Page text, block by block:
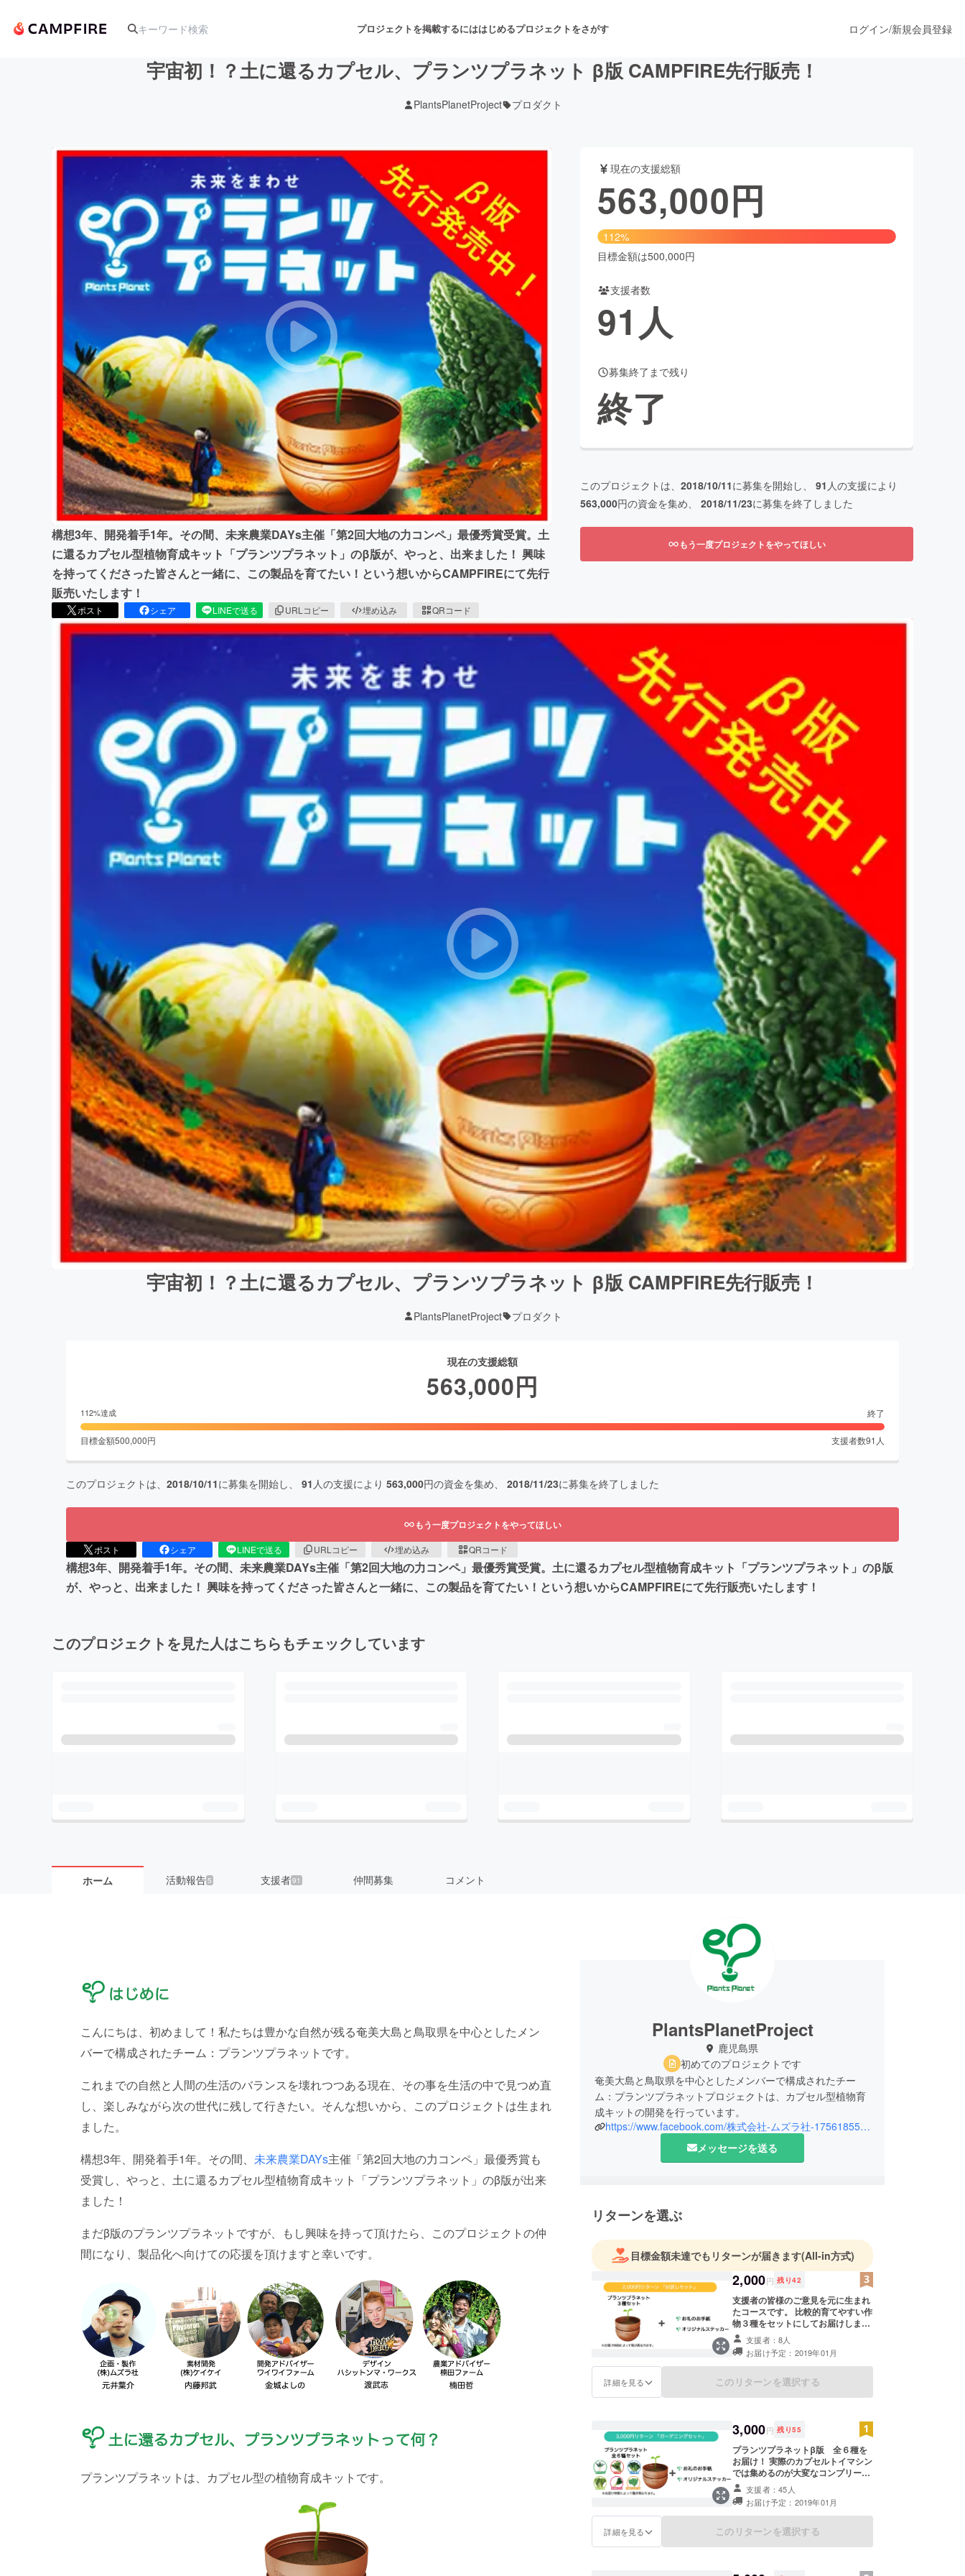
プロジェクトを掲載するにははじめるプロジェクトをさがす
アート・写真 舞台・パフォーマンス
テクノロジー・ガジェット ゲーム・サービス開発 ファッション
映像・映画 書籍・雑誌出版
ビジネス・起業 チャレンジ ビューティー・ヘルスケア
まちづくり・地域活性化
CAMPFIRE for Social GoodCAMPFIRE Creation
CAMPFIREふるさと納税
machi-yaコミュニティ
ログイン/新規会員登録
宇宙初！？土に還るカプセル、プランツプラネット β版 CAMPFIRE先行販売！
PlantsPlanetProject プロダクト
構想3年、開発着手1年。その間、未来農業DAYs主催「第2回大地の力コンペ」最優秀賞受賞。土
に還るカプセル型植物育成キット「プランツプラネット」のβ版が、やっと、出来ました！ 興味
を持ってくださった皆さんと一緒に、この製品を育てたい！という想いからCAMPFIREにて先行
販売いたします！
ポスト シェア LINEで送る URLコピー 埋め込み QRコード
現在の支援総額
563,000円
112%
目標金額は500,000円
支援者数
91 人
募集終了まで残り
終了
このプロジェクトは、 2018/10/11に募集を開始し、 91 人の支援により
563,000円の資金を集め、 2018/11/23に募集を終了しました
もう一度プロジェクトをやってほしい
宇宙初！？土に還るカプセル、プランツプラネット β版 CAMPFIRE先行販売！
PlantsPlanetProject プロダクト
現在の支援総額
563,000円
112%達成 終了
目標金額500,000円 支援者数91 人
このプロジェクトは、 2018/10/11に募集を開始し、 91 人の支援により 563,000円の資金を集め、 2018/11/23に募集を終了しました
もう一度プロジェクトをやってほしい
ポスト シェア LINEで送る URLコピー 埋め込み QRコード
構想3年、開発着手1年。その間、未来農業DAYs主催「第2回大地の力コンペ」最優秀賞受賞。土に還るカプセル型植物育成キット「プランツプラネット」のβ版
が、やっと、出来ました！ 興味を持ってくださった皆さんと一緒に、この製品を育てたい！という想いからCAMPFIREにて先行販売いたします！
このプロジェクトを見た人はこちらもチェックしています
ホーム 活動報告5 支援者91 仲間募集 コメント
こんにちは、初めまして！私たちは豊かな自然が残る奄美大島と鳥取県を中心としたメン
バーで構成されたチーム：プランツプラネットです。
これまでの自然と人間の生活のバランスを壊れつつある現在、その事を生活の中で見つめ直
し、楽しみながら次の世代に残して行きたい。そんな想いから、このプロジェクトは生まれ
ました。
構想3年、開発着手1年。その間、 未来農業DAYs主催「第2回大地の力コンペ」最優秀賞も
受賞し、やっと、土に還るカプセル型植物育成キット「プランツプラネット」のβ版が出来
ました！
まだβ版のプランツプラネットですが、もし興味を持って頂けたら、このプロジェクトの仲
間になり、製品化へ向けての応援を頂けますと幸いです。
プランツプラネットは、カプセル型の植物育成キットです。
PlantsPlanetProject
鹿児島県
初めてのプロジェクトです
奄美大島と鳥取県を中心としたメンバーで構成されたチー
ム：プランツプラネットプロジェクトは、カプセル型植物育
https://www.facebook.com/株式会社-ムズラ社-1756185587791408/?modal=admin_todo_tour
メッセージを送る
リターンを選ぶ
目標金額未達でもリターンが届きます(All-in方式)
2,000円 残り42
支援者の皆様のご意見を元に生まれ
たコースです。 比較的育てやすい作
物３種をセットにしてお届けしま
す。支援者：8人
お届け予定：2019年01月
詳細を見る このリターンを選択する
3,000円 残り55
プランツプラネットβ版 全６種を
お届け！ 実際のカプセルトイマシン
では集めるのが大変なコンプリート
セットと、CAMPFIRE限定のオリジ
ナルステッカー、お礼のお手紙をお
送りします。 ※お届けする季節に合
わせた伝統野菜６種になります。
支援者：45人
お届け予定：2019年01月
詳細を見る このリターンを選択する